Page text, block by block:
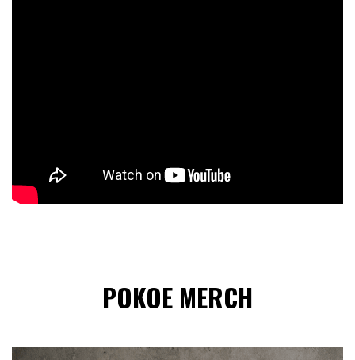
POKOE MERCH